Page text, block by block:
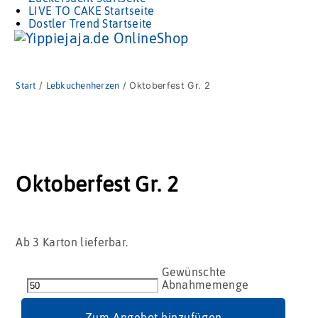
LIVE TO CAKE Startseite
Dostler Trend Startseite
Start / Lebkuchenherzen / Oktoberfest Gr. 2
Oktoberfest Gr. 2
Ab 3 Karton lieferbar.
Gr.
2